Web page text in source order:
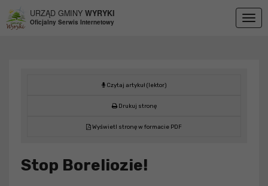
URZĄD GMINY WYRYKI
Oficjalny Serwis Internetowy
Czytaj artykuł (lektor)
Drukuj stronę
Wyświetl stronę w formacie PDF
Stop Boreliozie!